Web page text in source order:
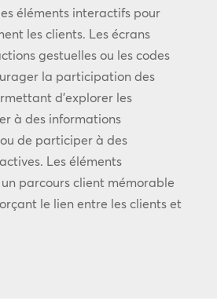
éléments interactifs pour
les clients. Les écrans
gestuelles ou les codes
la participation des
d’explorer les
à des informations
de participer à des
Les éléments
parcours client mémorable
le lien entre les clients et